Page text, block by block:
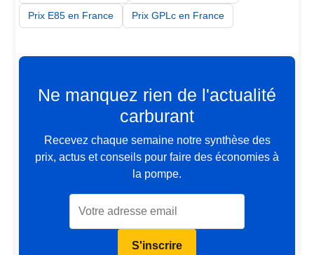
Prix E85 en France Prix GPLc en France
Ne manquez rien de l'actualité
carburant
Recevez chaque semaine notre synthèse des
prix, actus et conseils pour faire des économies à
la pompe.
S'inscrire